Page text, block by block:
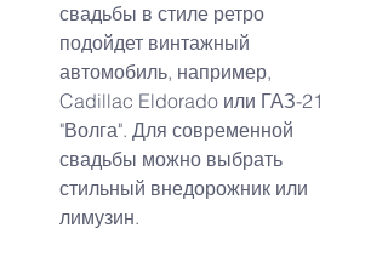
свадьбы в стиле ретро
подойдет винтажный
автомобиль, например,
Cadillac Eldorado или ГАЗ-21
"Волга". Для современной
свадьбы можно выбрать
стильный внедорожник или
лимузин.